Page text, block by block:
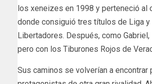
los xeneizes en 1998 y perteneció al
donde consiguió tres títulos de Liga y
Libertadores. Después, como
pero con los Tiburones Rojos de
Sus caminos se volverían a encontrar